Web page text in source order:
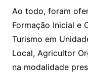
Ao todo, foram
Formação Inicial e
Turismo em
Local, Agricultor
na modalidade